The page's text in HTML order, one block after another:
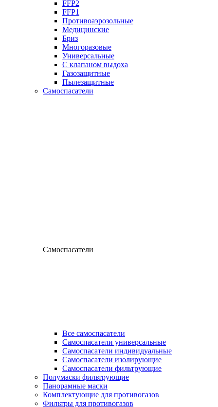
FFP2
FFP1
Противоаэрозольные
Медицинские
Бриз
Многоразовые
Универсальные
С клапаном выдоха
Газозащитные
Пылезащитные
Самоспасатели
Самоспасатели
Все самоспасатели
Самоспасатели универсальные
Самоспасатели индивидуальные
Самоспасатели изолирующие
Самоспасатели фильтрующие
Полумаски фильтрующие
Панорамные маски
Комплектующие для противогазов
Фильтры для противогазов